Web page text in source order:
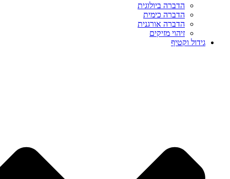
הדברה ביולוגית
הדברה כימית
הדברה אורגנית
זיהוי מזיקים
גידול וקטיף